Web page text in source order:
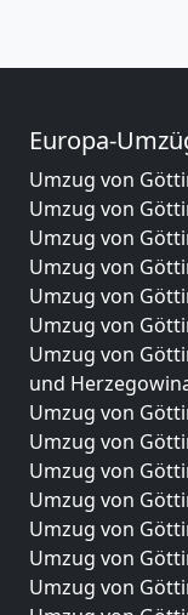
Europa-
Umzug von
Umzug von
Umzug von
Umzug von
Umzug von
Umzug von
Umzug von
und
Umzug von
Umzug von
Umzug von
Umzug von
Umzug von
Umzug von
Umzug von